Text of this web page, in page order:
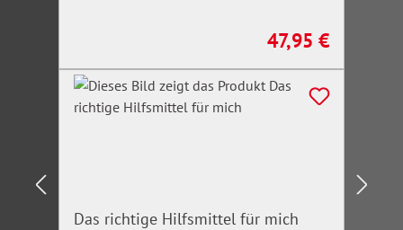
Regulärer Preis:
47,95 €
Das richtige Hilfsmittel für mich